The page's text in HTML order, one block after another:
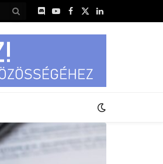
DiscordYouTube
Facebook
X
LinkedIn